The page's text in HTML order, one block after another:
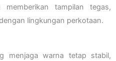
tampilan tegas,
lingkungan perkotaan.
menjaga warna tetap stabil,